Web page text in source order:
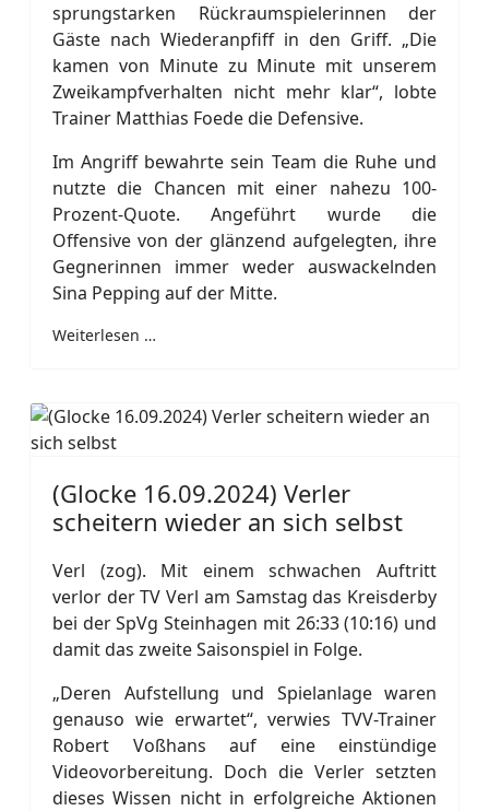
sprungstarken Rückraumspielerinnen der
Gäste nach Wiederanpfiff in den Griff. „Die
kamen von Minute zu Minute mit unserem
Zweikampfverhalten nicht mehr klar“, lobte
Trainer Matthias Foede die Defensive.
Im Angriff bewahrte sein Team die Ruhe und
nutzte die Chancen mit einer nahezu 100-
Prozent-Quote. Angeführt wurde die
Offensive von der glänzend aufgelegten, ihre
Gegnerinnen immer weder auswackelnden
Sina Pepping auf der Mitte.
Weiterlesen …
(Glocke 16.09.2024) Verler
scheitern wieder an sich selbst
Verl (zog). Mit einem schwachen Auftritt
verlor der TV Verl am Samstag das Kreisderby
bei der SpVg Steinhagen mit 26:33 (10:16) und
damit das zweite Saisonspiel in Folge.
„Deren Aufstellung und Spielanlage waren
genauso wie erwartet“, verwies TVV-Trainer
Robert Voßhans auf eine einstündige
Videovorbereitung. Doch die Verler setzten
dieses Wissen nicht in erfolgreiche Aktionen